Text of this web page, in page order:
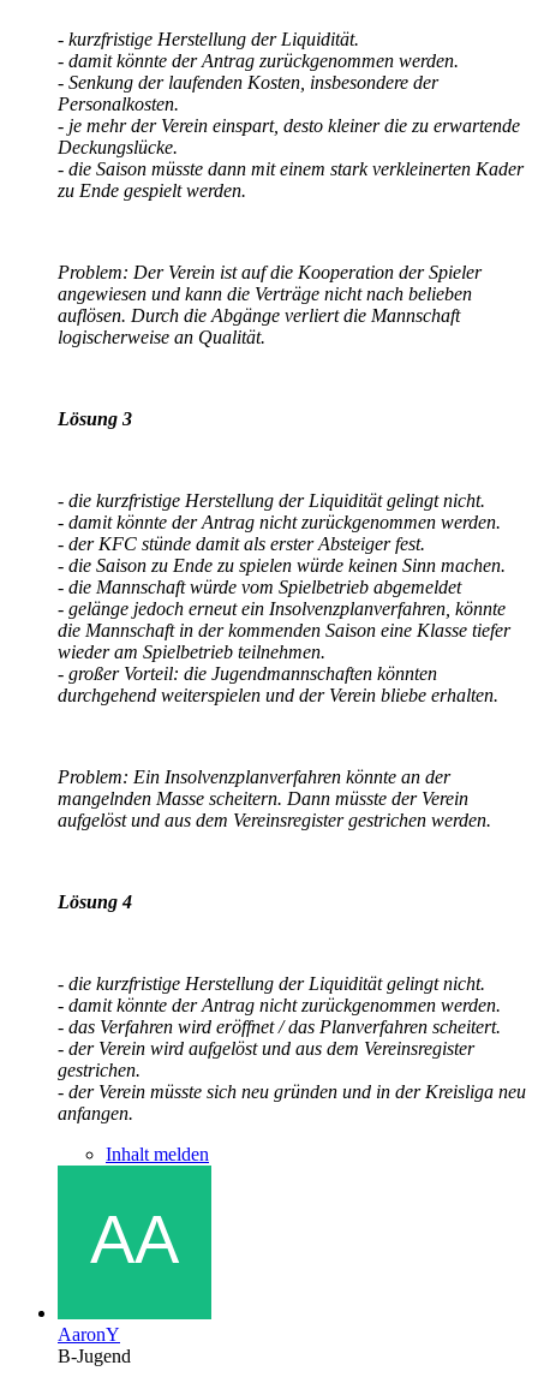
- kurzfristige Herstellung der Liquidität.
- damit könnte der Antrag zurückgenommen werden.
- Senkung der laufenden Kosten, insbesondere der
Personalkosten.
- je mehr der Verein einspart, desto kleiner die zu erwartende
Deckungslücke.
- die Saison müsste dann mit einem stark verkleinerten Kader
zu Ende gespielt werden.
Problem: Der Verein ist auf die Kooperation der Spieler
angewiesen und kann die Verträge nicht nach belieben
auflösen. Durch die Abgänge verliert die Mannschaft
logischerweise an Qualität.
Lösung 3
- die kurzfristige Herstellung der Liquidität gelingt nicht.
- damit könnte der Antrag nicht zurückgenommen werden.
- der KFC stünde damit als erster Absteiger fest.
- die Saison zu Ende zu spielen würde keinen Sinn machen.
- die Mannschaft würde vom Spielbetrieb abgemeldet
- gelänge jedoch erneut ein Insolvenzplanverfahren, könnte
die Mannschaft in der kommenden Saison eine Klasse tiefer
wieder am Spielbetrieb teilnehmen.
- großer Vorteil: die Jugendmannschaften könnten
durchgehend weiterspielen und der Verein bliebe erhalten.
Problem: Ein Insolvenzplanverfahren könnte an der
mangelnden Masse scheitern. Dann müsste der Verein
aufgelöst und aus dem Vereinsregister gestrichen werden.
Lösung 4
- die kurzfristige Herstellung der Liquidität gelingt nicht.
- damit könnte der Antrag nicht zurückgenommen werden.
- das Verfahren wird eröffnet / das Planverfahren scheitert.
- der Verein wird aufgelöst und aus dem Vereinsregister
gestrichen.
- der Verein müsste sich neu gründen und in der Kreisliga neu
anfangen.
Inhalt melden
AaronY
B-Jugend